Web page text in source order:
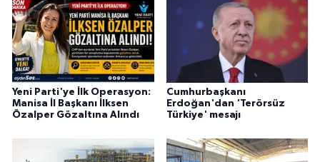
Yeni Parti'ye İlk Operasyon:
Manisa İl Başkanı İlksen
Özalper Gözaltına Alındı
Cumhurbaşkanı
Erdoğan'dan 'Terörsüz
Türkiye' mesajı